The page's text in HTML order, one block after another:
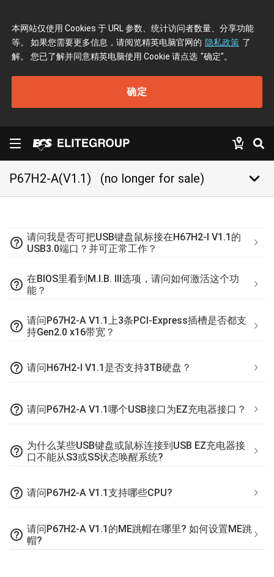
本网站仅使用 Cookies 于 URL 参数、统计访问者数量、分享功能
等。 如果您需要更多信息，请阅览精英电脑官网的 隐私政策 了
解。 您已了解并同意精英电脑使用 Cookie 请点选 "确定"。
确定
P67H2-A(V1.1) (no longer for sale) keyboard_arrow_down
help_outline 请问我是否可把USB键盘鼠标接在H67H2-I V1.1的
USB3.0端口？并可正常工作？
help_outline 在BIOS里看到M.I.B. III选项，请问如何激活这个功
能？
help_outline 请问P67H2-A V1.1上3条PCI-Express插槽是否都支
持Gen2.0 x16带宽？
help_outline 请问H67H2-I V1.1是否支持3TB硬盘？
help_outline 请问P67H2-A V1.1哪个USB接口为EZ充电器接口？
help_outline 为什么某些USB键盘或鼠标连接到USB EZ充电器接
口不能从S3或S5状态唤醒系统?
help_outline 请问P67H2-A V1.1支持哪些CPU?
help_outline 请问P67H2-A V1.1的ME跳帽在哪里? 如何设置ME跳
帽?